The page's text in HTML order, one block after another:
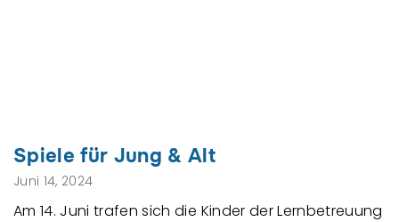
Spiele für Jung & Alt
Juni 14, 2024
Am 14. Juni trafen sich die Kinder der Lernbetreuung